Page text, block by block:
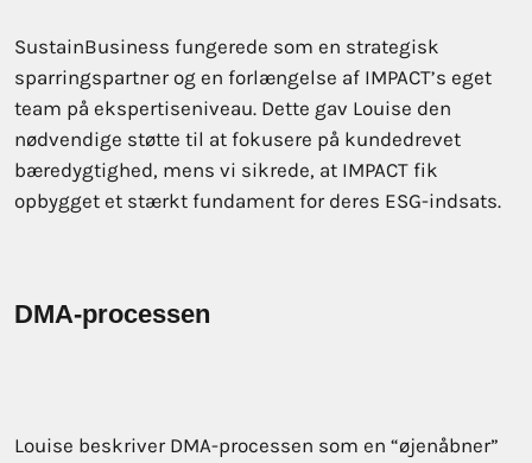
SustainBusiness fungerede som en strategisk
sparringspartner og en forlængelse af IMPACT’s eget
team på ekspertiseniveau. Dette gav Louise den
nødvendige støtte til at fokusere på kundedrevet
bæredygtighed, mens vi sikrede, at IMPACT fik
opbygget et stærkt fundament for deres ESG-indsats.
DMA-processen
Louise beskriver DMA-processen som en “øjenåbner”